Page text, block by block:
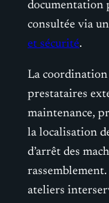
documentation
consultée via
et sécurité.
La
prestataires
maintenance,
la localisation
d’arrêt des
ateliers